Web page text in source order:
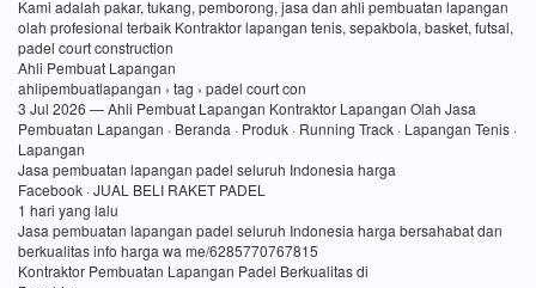
Kami adalah pakar, tukang, pemborong, jasa dan ahli pembuatan lapangan
olah profesional terbaik Kontraktor lapangan tenis, sepakbola, basket, futsal,
padel court construction
Ahli Pembuat Lapangan
ahlipembuatlapangan › tag › padel court con
3 Jul 2026 — Ahli Pembuat Lapangan Kontraktor Lapangan Olah Jasa
Pembuatan Lapangan · Beranda · Produk · Running Track · Lapangan Tenis ·
Lapangan
Jasa pembuatan lapangan padel seluruh Indonesia harga
Facebook · JUAL BELI RAKET PADEL
1 hari yang lalu
Jasa pembuatan lapangan padel seluruh Indonesia harga bersahabat dan
berkualitas info harga wa me/6285770767815
Kontraktor Pembuatan Lapangan Padel Berkualitas di